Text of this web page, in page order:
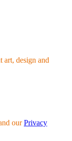
art, design and
ourPrivacy